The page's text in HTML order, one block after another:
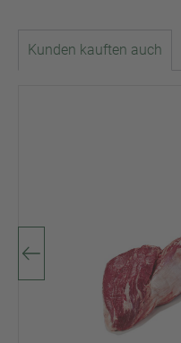
Kunden kauften auch